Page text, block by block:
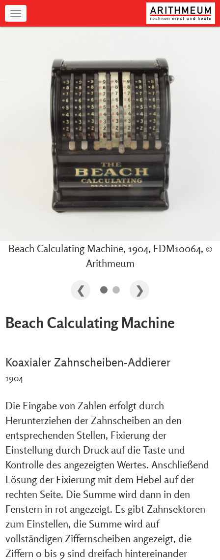
Navigation
Beach Calculating Machine, 1904, FDM10064, ©
Arithmeum
Beach Calculating Machine
Koaxialer Zahnscheiben-Addierer
1904
Die Eingabe von Zahlen erfolgt durch
Herunterziehen der Zahnscheiben an den
entsprechenden Stellen, Fixierung der
Einstellung durch Druck auf die Taste und
Kontrolle des angezeigten Wertes. Anschließend
Lösung der Fixierung mit dem Hebel auf der
rechten Seite. Die Summe wird dann in den
Fenstern in rot angezeigt. Es gibt Zahnsektoren
zum Einstellen, die Summe wird auf
vollständigen Ziffernscheiben angezeigt, die
Ziffern 0 bis 9 sind dreifach hintereinander